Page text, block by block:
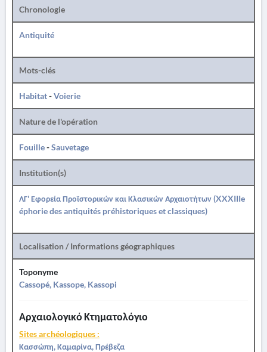
Chronologie
Antiquité
Mots-clés
Habitat-Voierie
Nature de l'opération
Fouille-Sauvetage
Institution(s)
ΛΓ' Εφορεία Προϊστορικών και Κλασικών Αρχαιοτήτων (XXXIIIe
éphorie des antiquités préhistoriques et classiques)
Localisation / Informations géographiques
Toponyme
Cassopé, Kassope, Kassopi
Αρχαιολογικό Κτηματολόγιο
Sites archéologiques :
Κασσώπη, Καμαρίνα, Πρέβεζα